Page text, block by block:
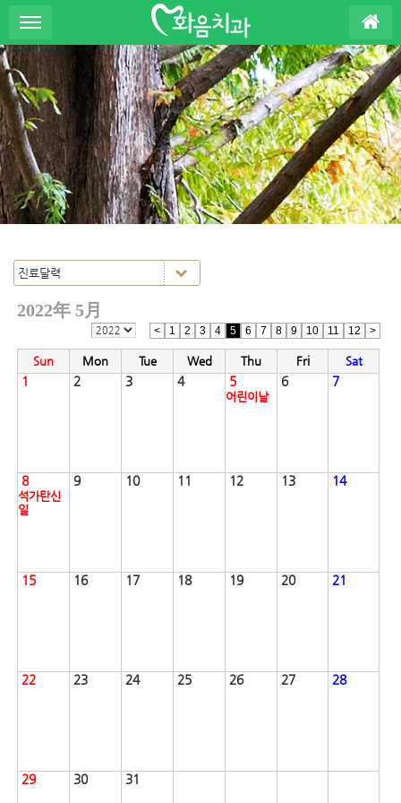
S
u
b
P
o
m
o
t
i
2022年 5月
< 1 2 3 4 5 6 7 8 9 10 11 12 >
Sun Mon Tue Wed Thu Fri Sat
1 2 3 4 5
어린이날
6 7
8
석가탄신
일
9 10 11 12 13 14
15 16 17 18 19 20 21
22 23 24 25 26 27 28
29 30 31